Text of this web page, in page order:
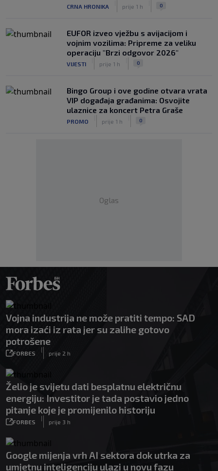
CRNA HRONIKA prije 1 h 0
EUFOR izveo vježbu s avijacijom i
vojnim vozilima: Pripreme za veliku
operaciju "Brzi odgovor 2026"
VIJESTI prije 1 h 0
Bingo Group i ove godine otvara vrata
VIP događaja građanima: Osvojite
ulaznice za koncert Petra Graše
PROMO prije 1 h 0
Oglas
Vojna industrija ne može pratiti tempo: SAD
mora izaći iz rata jer su zalihe gotovo
potrošene
FORBES
|
prije 2 h
Želio je svijetu dati besplatnu električnu
energiju: Investitor je tada postavio jedno
pitanje koje je promijenilo historiju
FORBES
|
prije 3 h
Google mijenja vrh AI sektora dok utrka za
umjetnu inteligenciju ulazi u novu fazu